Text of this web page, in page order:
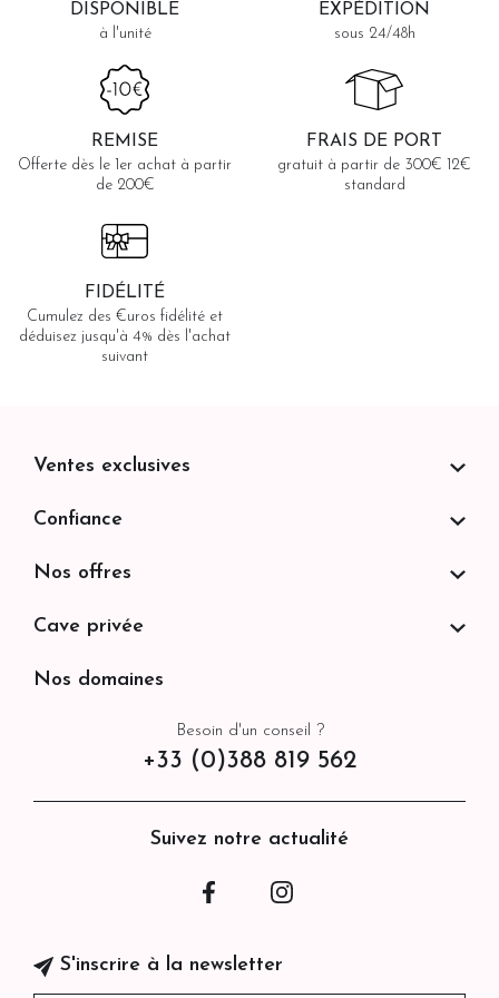
DISPONIBLE
à l'unité
EXPÉDITION
sous 24/48h
REMISE
Offerte dès le 1er achat à partir
de 200€
FRAIS DE PORT
gratuit à partir de 300€ 12€
standard
FIDÉLITÉ
Cumulez des €uros fidélité et
déduisez jusqu'à 4% dès l'achat
suivant
Besoin d'un conseil ?
+33 (0)388 819 562
Suivez notre actualité
Facebook
S'inscrire à la newsletter
Ventes exclusives
Confiance
Nos offres
Cave privée
Nos domaines